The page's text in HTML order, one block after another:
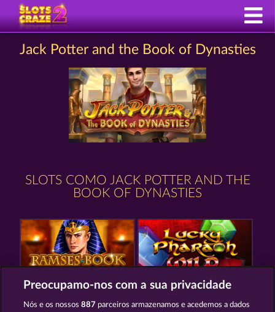
Jack Potter and the Book of Dynasties
SLOTS COMO JACK POTTER AND THE
BOOK OF DYNASTIES
RAMSES BOOK LUCKY PHARAOH WILD
Preocupamo-nos com a sua privacidade
Nós e os nossos887 parceiros armazenamos e acedemos a dados